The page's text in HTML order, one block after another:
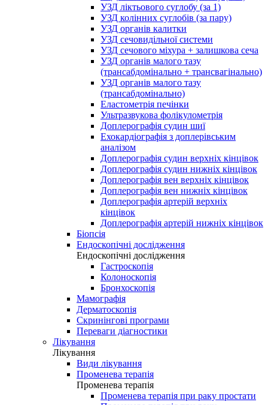
УЗД ліктьового суглобу (за 1)
УЗД колінних суглобів (за пару)
УЗД органів калитки
УЗД сечовидільної системи
УЗД сечового міхура + залишкова сеча
УЗД органів малого тазу
(трансабдомінально + трансвагінально)
УЗД органів малого тазу
(трансабдомінально)
Еластометрія печінки
Ультразвукова фолікулометрія
Доплерографія судин шиї
Ехокардіографія з доплерівським
аналізом
Доплерографія судин верхніх кінцівок
Доплерографія судин нижніх кінцівок
Доплерографія вен верхніх кінцівок
Доплерографія вен нижніх кінцівок
Доплерографія артерій верхніх
кінцівок
Доплерографія артерій нижніх кінцівок
Біопсія
Ендоскопічні дослідження
Ендоскопічні дослідження
Гастроскопія
Колоноскопія
Бронхоскопія
Мамографія
Дерматоскопія
Скринінгові програми
Переваги діагностики
Лікування
Лікування
Види лікування
Променева терапія
Променева терапія
Променева терапія при раку простати